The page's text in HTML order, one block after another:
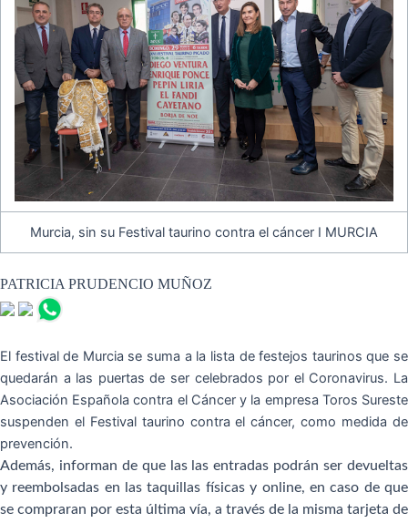
Murcia, sin su Festival taurino contra el cáncer I MURCIA
PATRICIA PRUDENCIO MUÑOZ
El festival de Murcia se suma a la lista de festejos taurinos que se
quedarán a las puertas de ser celebrados por el Coronavirus. La
Asociación Española contra el Cáncer y la empresa Toros Sureste
suspenden el Festival taurino contra el cáncer, como medida de
prevención.
Además, informan de que las las entradas podrán ser devueltas
y reembolsadas en las taquillas físicas y online, en caso de que
se compraran por esta última vía, a través de la misma tarjeta de